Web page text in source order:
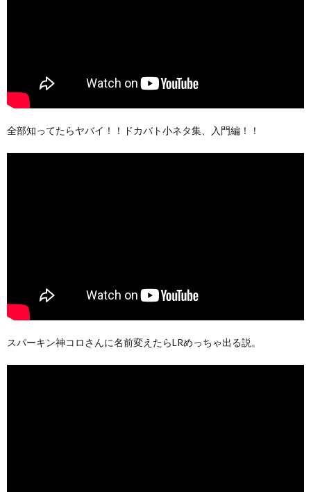
全部知ってたらヤバイ！！ドカバト小ネタ集、入門編！！
スパーキン神コロさんに名前変えたらLRめっちゃ出る説。